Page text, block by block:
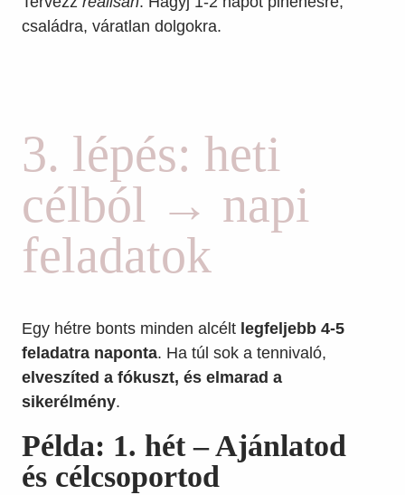
családra, váratlan dolgokra.
3. lépés: heti
célból → napi
feladatok
Egy hétre bonts minden alcélt legfeljebb 4-5
feladatra naponta. Ha túl sok a tennivaló,
elveszíted a fókuszt, és elmarad a
sikerélmény.
Példa: 1. hét – Ajánlatod
és célcsoportod